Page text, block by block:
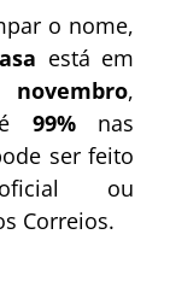
o nome,
está em
,
99%nas
ser feito
ou
Correios.